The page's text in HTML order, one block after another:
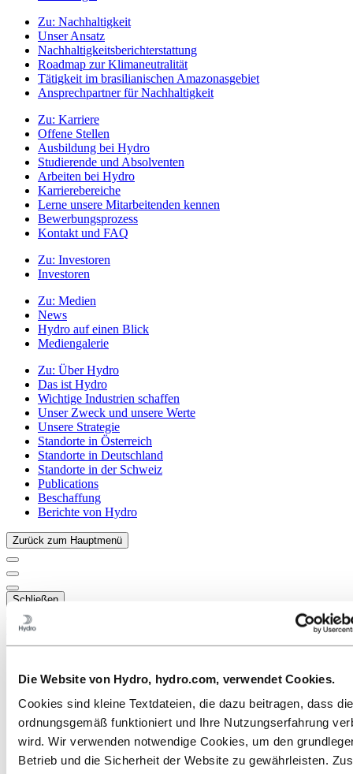
Die Website von Hydro, hydro.com, verwendet Cookies.
Cookies sind kleine Textdateien, die dazu beitragen, dass
ordnungsgemäß funktioniert und Ihre Nutzungserfahrung
wird. Wir verwenden notwendige Cookies, um den
Betrieb und die Sicherheit der Website zu gewährleisten.
Zu: Nachhaltigkeit
Unser Ansatz
Nachhaltigkeitsberichterstattung
Roadmap zur Klimaneutralität
Tätigkeit im brasilianischen Amazonasgebiet
Ansprechpartner für Nachhaltigkeit
Zu: Karriere
Offene Stellen
Ausbildung bei Hydro
Studierende und Absolventen
Arbeiten bei Hydro
Karrierebereiche
Lerne unsere Mitarbeitenden kennen
Bewerbungsprozess
Kontakt und FAQ
Zu: Investoren
Investoren
Zu: Medien
News
Hydro auf einen Blick
Mediengalerie
Zu: Über Hydro
Das ist Hydro
Wichtige Industrien schaffen
Unser Zweck und unsere Werte
Unsere Strategie
Standorte in Österreich
Standorte in Deutschland
Standorte in der Schweiz
Publications
Beschaffung
Berichte von Hydro
Zurück zum Hauptmenü
Schließen
Über Hydro
Unser Zweck und unsere Werte
Unsere Strategie
Standorte in Österreich
Standorte in Deutschland
Bellenberg
Bonn
Dormagen